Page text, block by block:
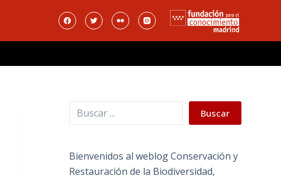
Buscar Buscar
Bienvenidos al weblog Conservación y
Restauración de la Biodiversidad,